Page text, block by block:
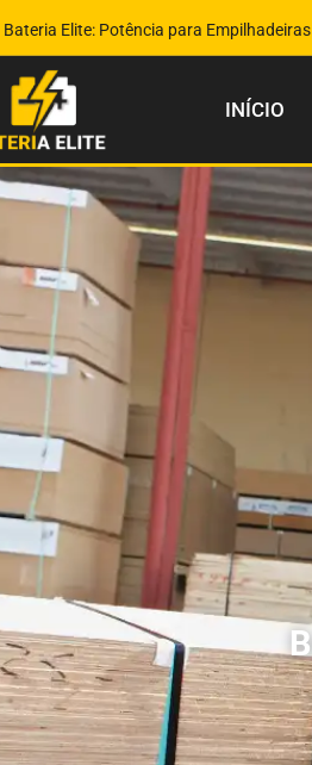
Bateria Elite: Potência para Empilhadeiras
INÍCIO